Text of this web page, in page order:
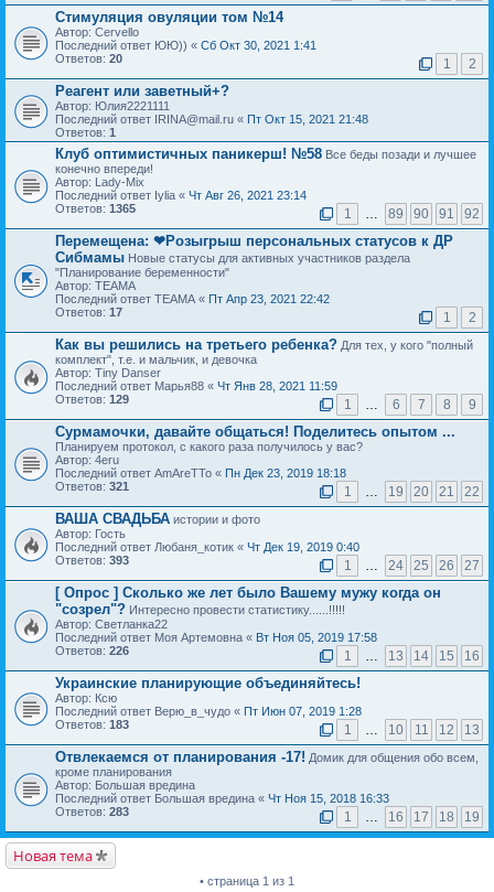
Стимуляция овуляции том №14
Автор: Cervello
Последний ответ ЮЮ)) « Сб Окт 30, 2021 1:41
Ответов: 20 1 2
Реагент или заветный+?
Автор: Юлия2221111
Последний ответ IRINA@mail.ru « Пт Окт 15, 2021 21:48
Ответов: 1
Клуб оптимистичных паникерш! №58 Все беды позади и лучшее
конечно впереди!
Автор: Lady-Mix
Последний ответ Iylia « Чт Авг 26, 2021 23:14
Ответов: 1365 1 … 89 90 91 92
Перемещена: ❤Розыгрыш персональных статусов к ДР
Сибмамы Новые статусы для активных участников раздела
"Планирование беременности"
Автор: ТЕАМА
Последний ответ ТЕАМА « Пт Апр 23, 2021 22:42
Ответов: 17 1 2
Как вы решились на третьего ребенка? Для тех, у кого "полный
комплект", т.е. и мальчик, и девочка
Автор: Tiny Danser
Последний ответ Марья88 « Чт Янв 28, 2021 11:59
Ответов: 129 1 … 6 7 8 9
Сурмамочки, давайте общаться! Поделитесь опытом ...
Планируем протокол, с какого раза получилось у вас?
Автор: 4eru
Последний ответ AmAreTTo « Пн Дек 23, 2019 18:18
Ответов: 321 1 … 19 20 21 22
ВАША СВАДЬБА истории и фото
Автор: Гость
Последний ответ Любаня_котик « Чт Дек 19, 2019 0:40
Ответов: 393 1 … 24 25 26 27
[ Опрос ] Сколько же лет было Вашему мужу когда он
"созрел"? Интересно провести статистику......!!!!!
Автор: Светланка22
Последний ответ Моя Артемовна « Вт Ноя 05, 2019 17:58
Ответов: 226 1 … 13 14 15 16
Украинские планирующие объединяйтесь!
Автор: Ксю
Последний ответ Верю_в_чудо « Пт Июн 07, 2019 1:28
Ответов: 183 1 … 10 11 12 13
Отвлекаемся от планирования -17! Домик для общения обо всем,
кроме планирования
Автор: Большая вредина
Последний ответ Большая вредина « Чт Ноя 15, 2018 16:33
Ответов: 283 1 … 16 17 18 19
Новая тема
• страница 1 из 1